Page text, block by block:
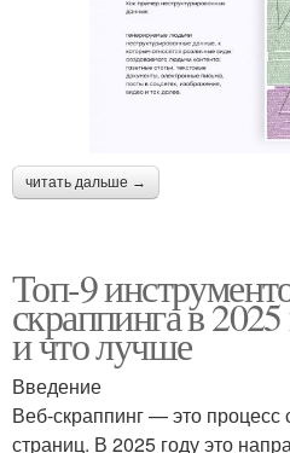
читать дальше →
Топ-9
скраппинга в
и что лучше
Введение
Веб-скраппинг — это процесс
страниц. В 2025 году это